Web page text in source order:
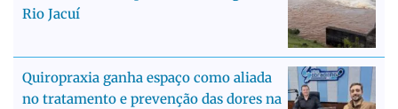
Rio Jacuí
Quiropraxia ganha espaço como aliada
no tratamento e prevenção das dores na